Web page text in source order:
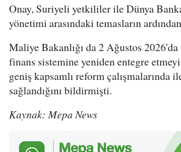
Onay, Suriyeli yetkililer ile Dünya
yönetimi arasındaki temasların
Maliye Bakanlığı da 2 Ağustos
finans sistemine yeniden entegre
geniş kapsamlı reform çalışmalarında
sağlandığını bildirmişti.
Kaynak: Mepa News